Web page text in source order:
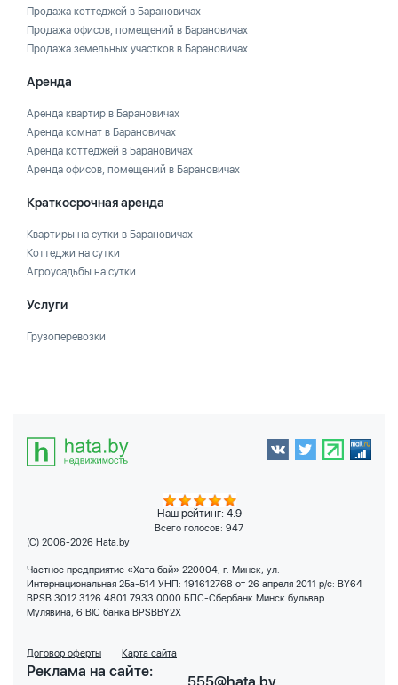
Продажа коттеджей в Барановичах
Продажа офисов, помещений в Барановичах
Продажа земельных участков в Барановичах
Аренда
Аренда квартир в Барановичах
Аренда комнат в Барановичах
Аренда коттеджей в Барановичах
Аренда офисов, помещений в Барановичах
Краткосрочная аренда
Квартиры на сутки в Барановичах
Коттеджи на сутки
Агроусадьбы на сутки
Услуги
Грузоперевозки
Наш рейтинг: 4.9
Всего голосов: 947
(C) 2006-2026 Hata.by
Частное предприятие «Хата бай» 220004, г. Минск, ул.
Интернациональная 25а-514 УНП: 191612768 от 26 апреля 2011 р/с: BY64
BPSB 3012 3126 4801 7933 0000 БПС-Сбербанк Минск бульвар
Мулявина, 6 BIC банка BPSBBY2X
Договор оферты Карта сайта
Реклама на сайте: